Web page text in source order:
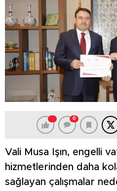
0
Vali Musa Işın, engelli
hizmetlerinden daha
sağlayan çalışmalar